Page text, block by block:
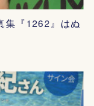
集『1262』はぬ